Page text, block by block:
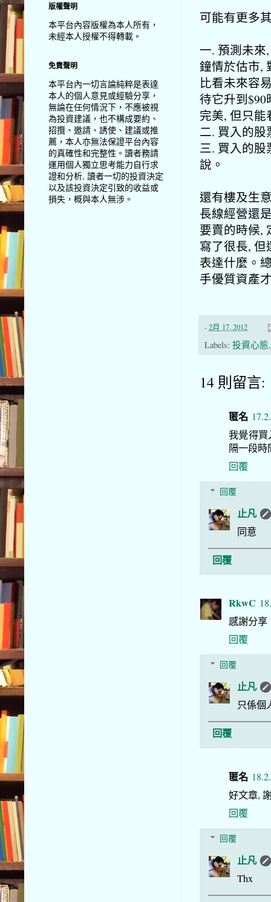
可能有更多
一. 預測未來
鐘情於估市,
比看未來容
待它升到$90
完美, 但只
二. 買入的
三. 買入的股
說。
還有樓及生
長線經營還
要賣的時候,
寫了很長,
表達什麼。
手優質資產
-2月 17, 2012
Labels: 投資心態
14 則留言:
匿名
我覺得
隔一段時
回覆
回覆
止凡
同意
回覆
RkwC
感謝分享
回覆
回覆
止凡
只係個
回覆
匿名
好文章,
回覆
回覆
止凡
Thx
版權聲明
本平台內容版權為本人所有，
未經本人授權不得轉載。
免責聲明
本平台內一切言論純粹是表達
本人的個人意見或經驗分享，
無論在任何情況下，不應被視
為投資建議，也不構成要約、
招攬、邀請、誘使、建議或推
薦，本人亦無法保證平台內容
的真確性和完整性。讀者務請
運用個人獨立思考能力自行求
證和分析, 讀者一切的投資決定
以及該投資決定引致的收益或
損失，概與本人無涉。